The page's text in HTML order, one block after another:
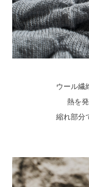
ウール繊
熱を
縮れ部分